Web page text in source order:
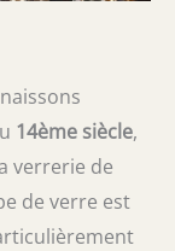
14ème siècle,
verrerie de
de verre est